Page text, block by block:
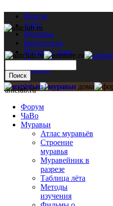
Форум
ЧаВо
Муравьи
Библиотека
Муравьи дома
Мастерская
Каталог
antclub.ru
Форум
ЧаВо
Муравьи
Атлас муравьёв
Строение
муравья
Муравейник в
разрезе
Таблица лёта
Методы
изучения